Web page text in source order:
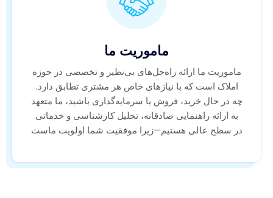
ماموریت ما
ماموریت ما ارائه راه‌حل‌های بی‌نظیر و تخصصی در حوزه
املاک است که با نیازهای خاص هر مشتری تطابق دارد.
چه در حال خرید، فروش یا سرمایه‌گذاری باشید، ما متعهد
به ارائه راهنمایی صادقانه، تحلیل کارشناسی و خدماتی
در سطح عالی هستیم—زیرا موفقیت شما اولویت ماست